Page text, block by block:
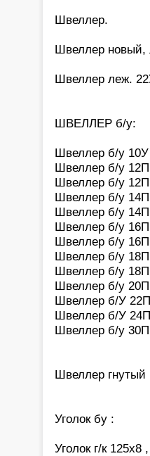
Швеллер.
Швеллер новый,
Швеллер леж.
ШВЕЛЛЕР б/у:
Швеллер б/у
Швеллер б/у
Швеллер б/у
Швеллер б/у
Швеллер б/у
Швеллер б/у
Швеллер б/у
Швеллер б/у
Швеллер б/у
Швеллер б/у
Швеллер б/У
Швеллер б/У
Швеллер б/у
Швеллер
Уголок бу :
Уголок г/к